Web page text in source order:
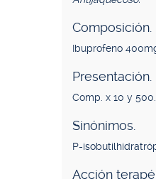
Composición.
Ibuprofeno
Presentación.
Comp. x 10 y 500.
Sinónimos.
P-
Acción